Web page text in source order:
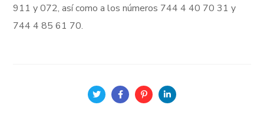
911 y 072, así como a los números 744 4 40 70 31 y
744 4 85 61 70.